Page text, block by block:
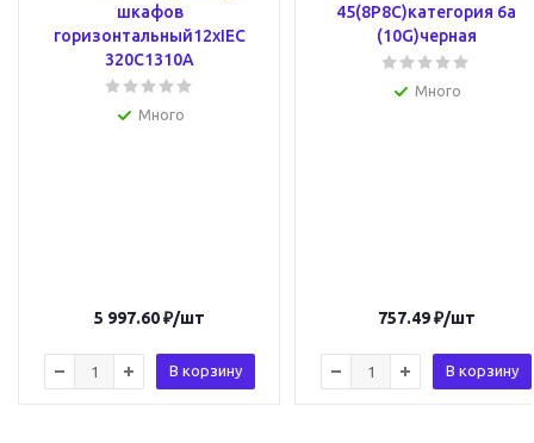
шкафов
горизонтальный12хIEC
320C1310A
Много
5 997.60₽/шт
В корзину
45(8P8C)категория 6a
(10G)черная
Много
757.49₽/шт
В корзину